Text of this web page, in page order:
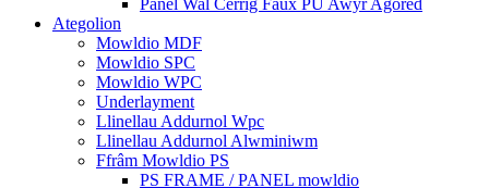
Panel Wal Cerrig Faux PU Awyr Agored
Ategolion
Mowldio MDF
Mowldio SPC
Mowldio WPC
Underlayment
Llinellau Addurnol Wpc
Llinellau Addurnol Alwminiwm
Ffrâm Mowldio PS
PS FRAME / PANEL mowldio